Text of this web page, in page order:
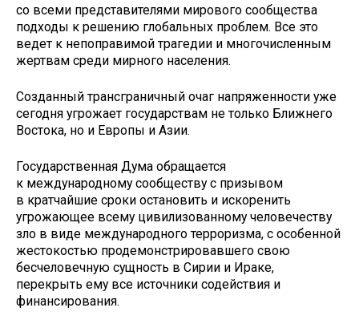
со всеми представителями мирового сообщества
подходы к решению глобальных проблем. Все это
ведет к непоправимой трагедии и многочисленным
жертвам среди мирного населения.
Созданный трансграничный очаг напряженности уже
сегодня угрожает государствам не только Ближнего
Востока, но и Европы и Азии.
Государственная Дума обращается
к международному сообществу с призывом
в кратчайшие сроки остановить и искоренить
угрожающее всему цивилизованному человечеству
зло в виде международного терроризма, с особенной
жестокостью продемонстрировавшего свою
бесчеловечную сущность в Сирии и Ираке,
перекрыть ему все источники содействия и
финансирования.